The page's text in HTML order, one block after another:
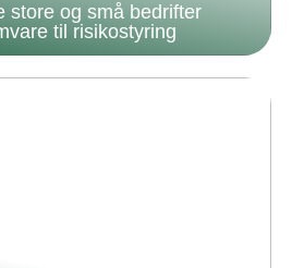
store og små bedrifter
til risikostyring